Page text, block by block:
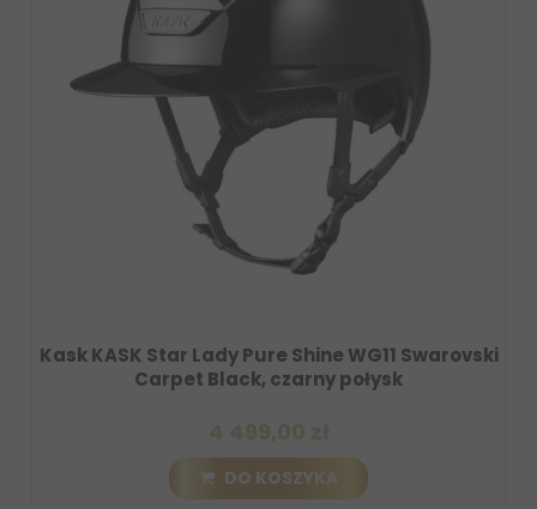
Shine WG11 Swarovski
czarny połysk
Rękawiczki letnie UVEX